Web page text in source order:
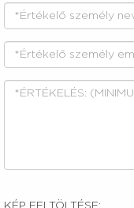
KÉP FELTÖLTÉSE: